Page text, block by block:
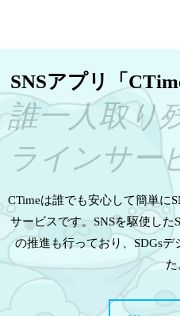
SNSアプリ「
誰一人取り
ラインサー
CTimeは誰でも安心して簡単に
サービスです。SNSを駆使した
の推進も行っており、SDGs
た